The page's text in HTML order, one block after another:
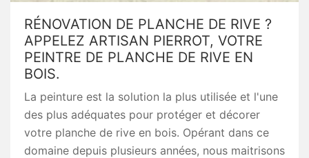
RÉNOVATION DE PLANCHE DE RIVE ?
APPELEZ ARTISAN PIERROT, VOTRE
PEINTRE DE PLANCHE DE RIVE EN
BOIS.
La peinture est la solution la plus utilisée et l'une
des plus adéquates pour protéger et décorer
votre planche de rive en bois. Opérant dans ce
domaine depuis plusieurs années, nous maitrisons